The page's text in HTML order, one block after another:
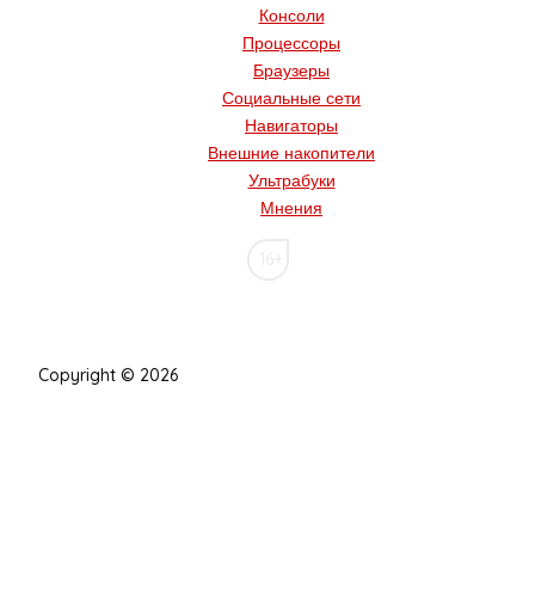
Консоли
Процессоры
Браузеры
Социальные сети
Навигаторы
Внешние накопители
Ультрабуки
Мнения
Copyright © 2026